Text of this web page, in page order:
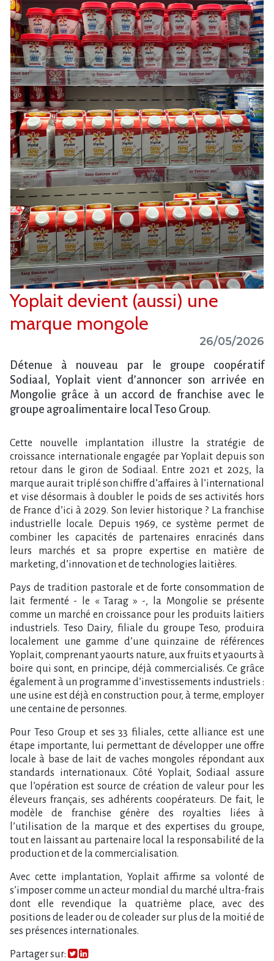
Yoplait devient (aussi) une
marque mongole
26/05/2026
Détenue à nouveau par le groupe coopératif
Sodiaal, Yoplait vient d​‌’annoncer son arrivée en
Mongolie grâce à un accord de franchise avec le
groupe agroalimentaire local Teso Group.
Cette nouvelle implantation illustre la stratégie de
croissance internationale engagée par Yoplait depuis son
retour dans le giron de Sodiaal. Entre 2021 et 2025, la
marque aurait triplé son chiffre d’affaires à l’international
et vise désormais à doubler le poids de ses activités hors
de France d’ici à 2029. Son levier historique ? La franchise
industrielle locale. Depuis 1969, ce système permet de
combiner les capacités de partenaires enracinés dans
leurs marchés et sa propre expertise en matière de
marketing, d’innovation et de technologies laitières.
Pays de tradition pastorale et de forte consommation de
lait fermenté - le « Tarag » -, la Mongolie se présente
comme un marché en croissance pour les produits laitiers
industriels. Teso Dairy, filiale du groupe Teso, produira
localement une gamme d’une quinzaine de références
Yoplait, comprenant yaourts nature, aux fruits et yaourts à
boire qui sont, en principe, déjà commercialisés. Ce grâce
également à un programme d’investissements industriels :
une usine est déjà en construction pour, à terme, employer
une centaine de personnes.
Pour Teso Group et ses 33 filiales, cette alliance est une
étape importante, lui permettant de développer une offre
locale à base de lait de vaches mongoles répondant aux
standards internationaux. Côté Yoplait, Sodiaal assure
que l’opération est source de création de valeur pour les
éleveurs français, ses adhérents coopérateurs. De fait, le
modèle de franchise génère des royalties liées à
l’utilisation de la marque et des expertises du groupe,
tout en laissant au partenaire local la responsabilité de la
production et de la commercialisation.
Avec cette implantation, Yoplait affirme sa volonté de
s’imposer comme un acteur mondial du marché ultra-frais
dont elle revendique la quatrième place, avec des
positions de leader ou de coleader sur plus de la moitié de
ses présences internationales.
Partager sur: